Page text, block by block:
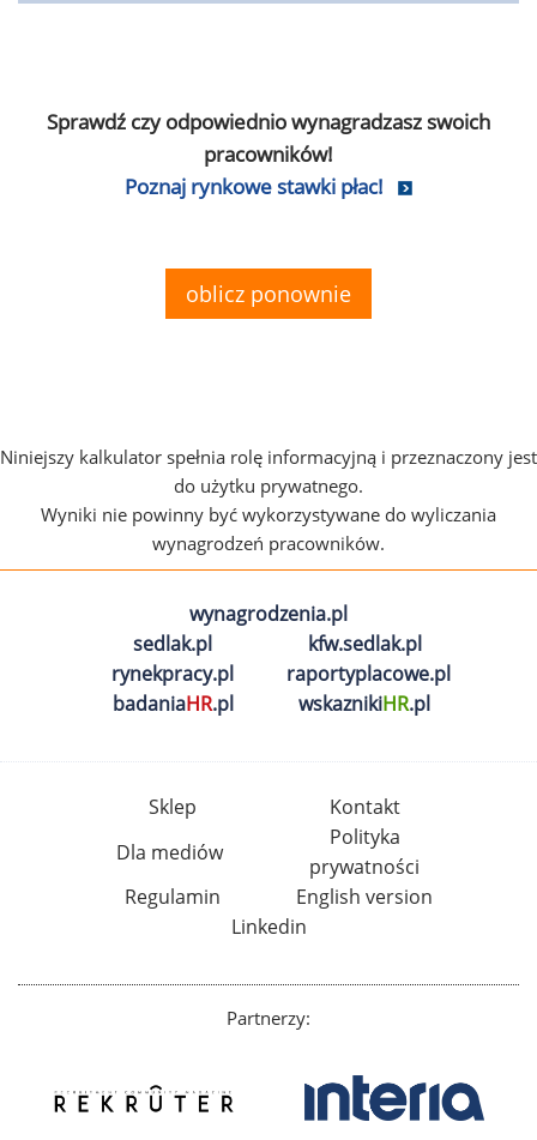
Sprawdź czy odpowiednio wynagradzasz swoich
pracowników!
Poznaj rynkowe stawki płac!
oblicz ponownie
Niniejszy kalkulator spełnia rolę informacyjną i przeznaczony jest
do użytku prywatnego.
Wyniki nie powinny być wykorzystywane do wyliczania
wynagrodzeń pracowników.
wynagrodzenia.pl
sedlak.pl
kfw.sedlak.pl
rynekpracy.pl
raportyplacowe.pl
badaniaHR.pl wskaznikiHR.pl
Sklep
Kontakt
Dla mediów
Polityka
prywatności
Regulamin
English version
Linkedin
Partnerzy: